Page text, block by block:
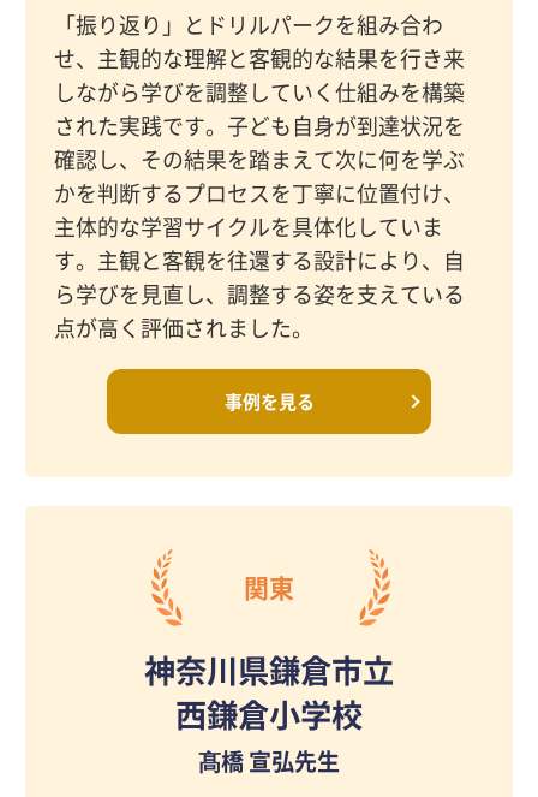
「振り返り」とドリルパークを組み合わ
せ、主観的な理解と客観的な結果を行き来
しながら学びを調整していく仕組みを構築
された実践です。子ども自身が到達状況を
確認し、その結果を踏まえて次に何を学ぶ
かを判断するプロセスを丁寧に位置付け、
主体的な学習サイクルを具体化していま
す。主観と客観を往還する設計により、自
ら学びを見直し、調整する姿を支えている
点が高く評価されました。
事例を見る
関東
神奈川県鎌倉市立
西鎌倉小学校
髙橋 宣弘先生